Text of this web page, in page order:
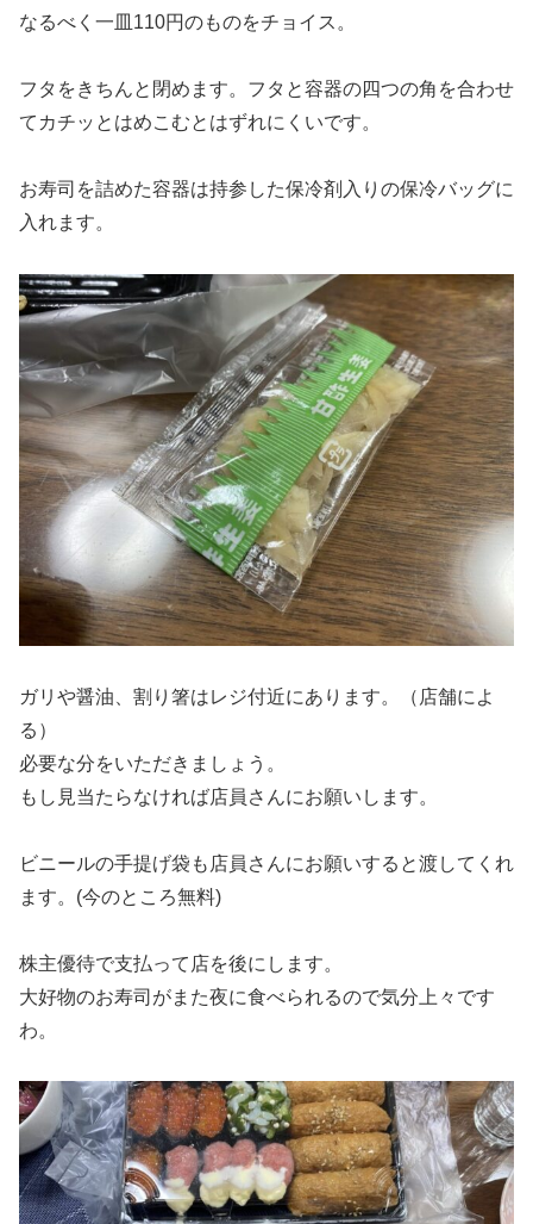
なるべく一皿110円のものをチョイス。
フタをきちんと閉めます。フタと容器の四つの角を合わせ
てカチッとはめこむとはずれにくいです。
お寿司を詰めた容器は持参した保冷剤入りの保冷バッグに
入れます。
ガリや醤油、割り箸はレジ付近にあります。（店舗によ
る）
必要な分をいただきましょう。
もし見当たらなければ店員さんにお願いします。
ビニールの手提げ袋も店員さんにお願いすると渡してくれ
ます。(今のところ無料)
株主優待で支払って店を後にします。
大好物のお寿司がまた夜に食べられるので気分上々です
わ。